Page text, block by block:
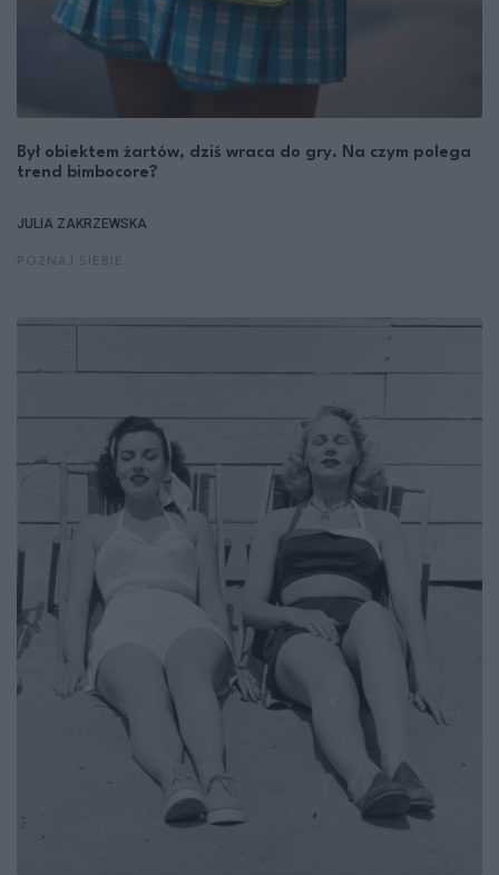
Był obiektem żartów, dziś wraca do gry. Na czym polega
trend bimbocore?
JULIA ZAKRZEWSKA